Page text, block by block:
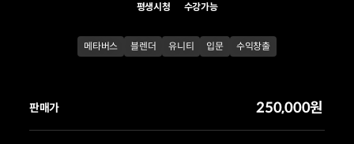
평생시청 수강가능
메타버스 블렌더 유니티 입문 수익창출
판매가 250,000원